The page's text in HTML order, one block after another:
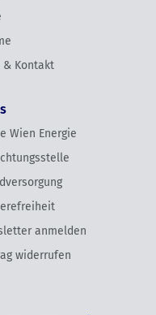
& Kontakt
Wien Energie
anmelden
widerrufen